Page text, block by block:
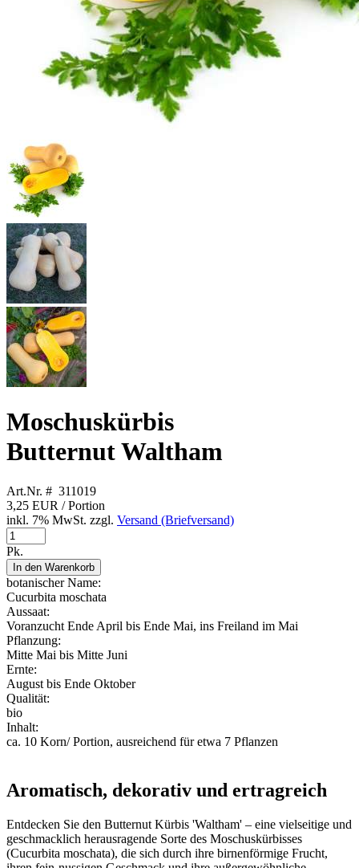
Moschuskürbis
Butternut Waltham
Art.Nr. # 311019
3,25 EUR / Portion
inkl. 7% MwSt. zzgl. Versand (Briefversand)
Pk.
In den Warenkorb
botanischer Name:
Cucurbita moschata
Aussaat:
Voranzucht Ende April bis Ende Mai, ins Freiland im Mai
Pflanzung:
Mitte Mai bis Mitte Juni
Ernte:
August bis Ende Oktober
Qualität:
bio
Inhalt:
ca. 10 Korn/ Portion, ausreichend für etwa 7 Pflanzen
Aromatisch, dekorativ und ertragreich
Entdecken Sie den Butternut Kürbis 'Waltham' – eine vielseitige und
geschmacklich herausragende Sorte des Moschuskürbisses
(Cucurbita moschata), die sich durch ihre birnenförmige Frucht,